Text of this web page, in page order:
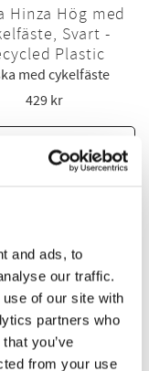
and ads, to
our traffic.
of our site with
partners who
you’ve
from your use
Hinza Hög med
Svart -
Plastic
med cykelfäste
429 kr
KÖP